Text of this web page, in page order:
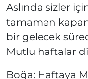
Aslında sizler
tamamen
bir gelecek
Mutlu haftalar
Boğa: Haftaya